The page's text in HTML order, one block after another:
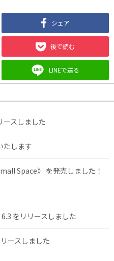
シェア
後で読む
LINEで送る
ースしました
たします
Space》 を発売しました！
をリリースしました
ースしました